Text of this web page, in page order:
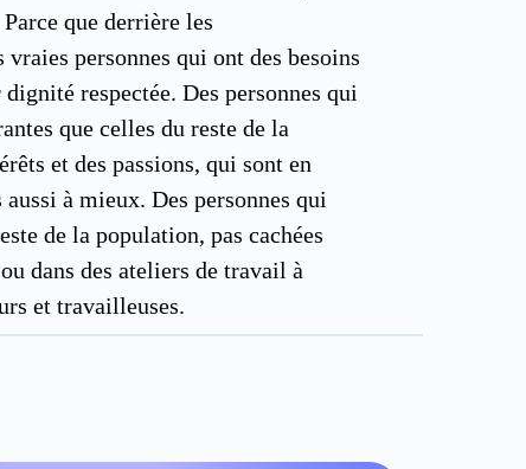
que derrière les
personnes qui ont des besoins
respectée. Des personnes qui
que celles du reste de la
et des passions, qui sont en
à mieux. Des personnes qui
de la population, pas cachées
dans des ateliers de travail à
et travailleuses.